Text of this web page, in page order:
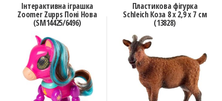
Інтерактивна іграшка
Zoomer Zupps Поні Нова
(SM14425/6496)
Пластикова фігурка
Schleich Коза 8 х 2,9 х 7 см
(13828)